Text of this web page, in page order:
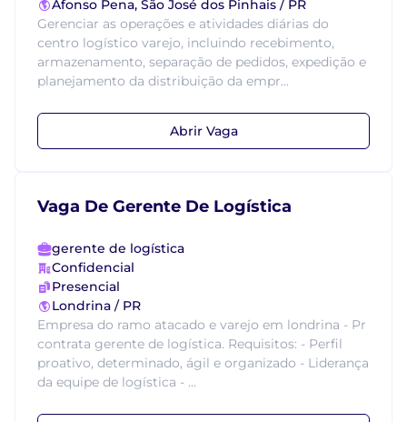
Afonso Pena, São José dos Pinhais / PR
Gerenciar as operações e atividades diárias do
centro logístico varejo, incluindo recebimento,
armazenamento, separação de pedidos, expedição e
planejamento da distribuição da empr...
Abrir Vaga
Vaga De Gerente De Logística
gerente de logística
Confidencial
Presencial
Londrina / PR
Empresa do ramo atacado e varejo em londrina - Pr
contrata gerente de logística. Requisitos: - Perfil
proativo, determinado, ágil e organizado - Liderança
da equipe de logística - ...